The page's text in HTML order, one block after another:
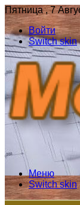
Пятница , 7
Войти
Switch skin
Меню
Switch skin